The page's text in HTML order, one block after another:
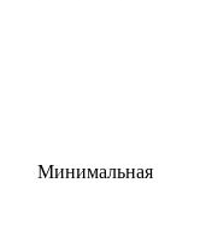
Минимальная